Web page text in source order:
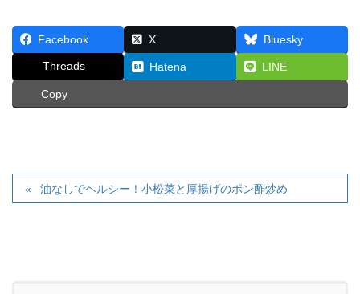
Facebook X Bluesky
Threads Hatena LINE
Copy
油なしでヘルシー！小松菜と厚揚げのポン酢炒め